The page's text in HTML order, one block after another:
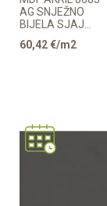
AG SNJEŽNO
BIJELA SJAJ
60,42€/m2